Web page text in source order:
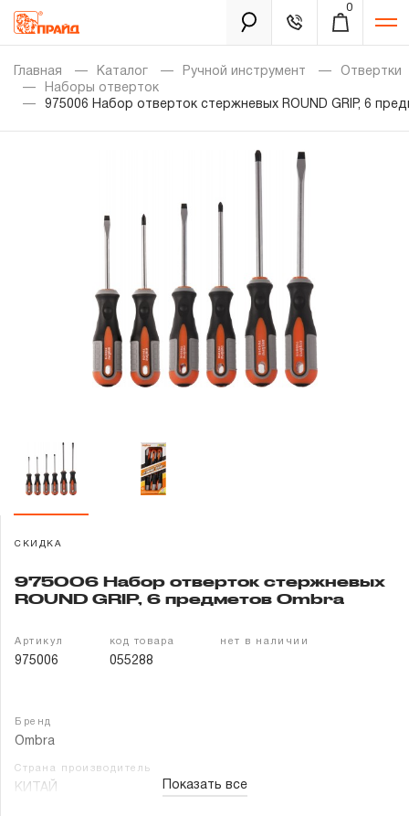
0
Каталог
Золотая лихорадка
Распродажа
Уцененный товар
Гарантия и сервис
Доставка и оплата
Контакты
Забыли пароль?
Главная Каталог Ручной инструмент
Отвертки
Наборы отверток
975006 Набор отверток стержневых ROUND GRIP, 6
СКИДКА
975006 Набор отверток стержневых
ROUND GRIP, 6 предметов Ombra
Артикул
975006
код товара
055288
нет в наличии
Бренд
Ombra
Страна производитель
КИТАЙ Показать все